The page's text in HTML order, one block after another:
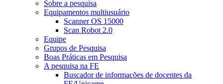
Sobre a pesquisa
Equipamentos multiusuário
Scanner OS 15000
Scan Robot 2.0
Equipe
Grupos de Pesquisa
Boas Práticas em Pesquisa
A pesquisa na FE
Buscador de informações de docentes da